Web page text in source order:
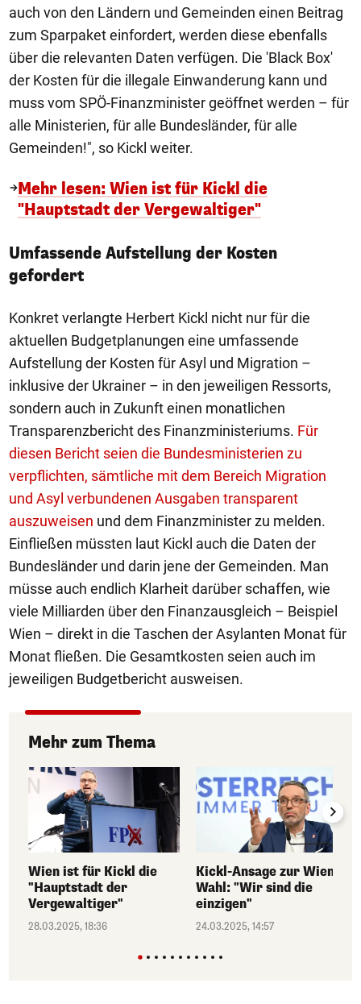
auch von den Ländern und Gemeinden einen Beitrag
zum Sparpaket einfordert, werden diese ebenfalls
über die relevanten Daten verfügen. Die 'Black Box'
der Kosten für die illegale Einwanderung kann und
muss vom SPÖ-Finanzminister geöffnet werden – für
alle Ministerien, für alle Bundesländer, für alle
Gemeinden!", so Kickl weiter.
Mehr lesen: Wien ist für Kickl die
"Hauptstadt der Vergewaltiger"
Umfassende Aufstellung der Kosten
gefordert
Konkret verlangte Herbert Kickl nicht nur für die
aktuellen Budgetplanungen eine umfassende
Aufstellung der Kosten für Asyl und Migration –
inklusive der Ukrainer – in den jeweiligen Ressorts,
sondern auch in Zukunft einen monatlichen
Transparenzbericht des Finanzministeriums. Für
diesen Bericht seien die Bundesministerien zu
verpflichten, sämtliche mit dem Bereich Migration
und Asyl verbundenen Ausgaben transparent
auszuweisen und dem Finanzminister zu melden.
Einfließen müssten laut Kickl auch die Daten der
Bundesländer und darin jene der Gemeinden. Man
müsse auch endlich Klarheit darüber schaffen, wie
viele Milliarden über den Finanzausgleich – Beispiel
Wien – direkt in die Taschen der Asylanten Monat für
Monat fließen. Die Gesamtkosten seien auch im
jeweiligen Budgetbericht ausweisen.
Mehr zum Thema
Wien ist für Kickl die
"Hauptstadt der
Vergewaltiger"
28.03.2025, 18:36
Kickl-Ansage zur Wien-
Wahl: "Wir sind die
einzigen"
24.03.2025, 14:57